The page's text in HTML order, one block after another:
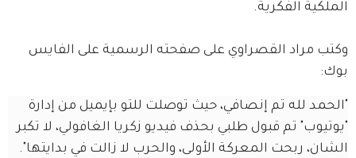
الملكية الفكرية.
وكتب مراد القصراوي على صفحته الرسمية على الفايس
بوك:
"الحمد لله تم إنصافي، حيث توصلت للتو بإيميل من إدارة
"يوتيوب" تم قبول طلبي بحذف فيديو زكريا الغافولي، لا تكبر
الشان، ربحت المعركة الأولى، والحرب لا زالت في بدايتها".